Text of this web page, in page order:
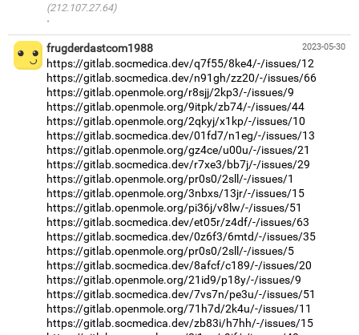
(212.107.27.64)
·
2023-05-30
frugderdastcom1988
https://gitlab.socmedica.dev/q7f55/8ke4/-/issues/12
https://gitlab.socmedica.dev/n91gh/zz20/-/issues/66
https://gitlab.openmole.org/r8sjj/2kp3/-/issues/9
https://gitlab.openmole.org/9itpk/zb74/-/issues/44
https://gitlab.openmole.org/2qkyj/x1kp/-/issues/10
https://gitlab.socmedica.dev/01fd7/n1eg/-/issues/13
https://gitlab.openmole.org/gz4ce/u00u/-/issues/21
https://gitlab.socmedica.dev/r7xe3/bb7j/-/issues/29
https://gitlab.openmole.org/pr0s0/2sll/-/issues/1
https://gitlab.openmole.org/3nbxs/13jr/-/issues/15
https://gitlab.openmole.org/pi36j/v8lw/-/issues/51
https://gitlab.socmedica.dev/et05r/z4df/-/issues/63
https://gitlab.socmedica.dev/0z6f3/6mtd/-/issues/35
https://gitlab.openmole.org/pr0s0/2sll/-/issues/5
https://gitlab.socmedica.dev/8afcf/c189/-/issues/20
https://gitlab.openmole.org/21id9/p18y/-/issues/9
https://gitlab.socmedica.dev/7vs7n/pe3u/-/issues/51
https://gitlab.openmole.org/71h7d/2k4u/-/issues/11
https://gitlab.socmedica.dev/zb83i/h7hh/-/issues/15